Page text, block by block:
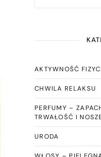
AKTYWNOŚĆ
CHWILA RELAKSU
PERFUMY –
TRWAŁOŚĆ I
URODA